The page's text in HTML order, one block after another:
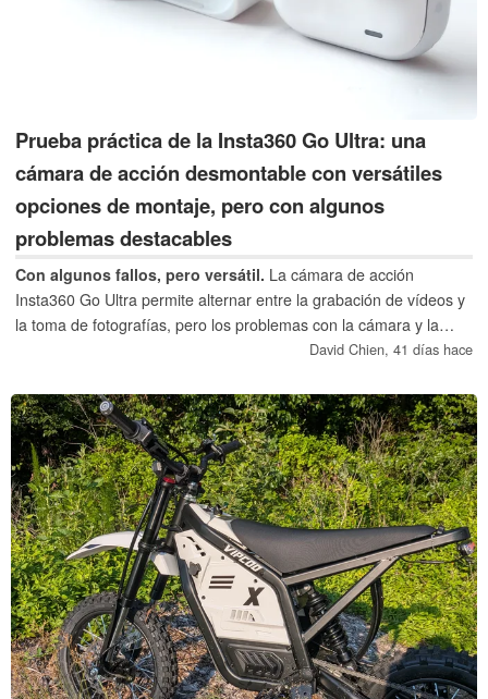
Prueba práctica de la Insta360 Go Ultra: una
cámara de acción desmontable con versátiles
opciones de montaje, pero con algunos
problemas destacables
Con algunos fallos, pero versátil. La cámara de acción
Insta360 Go Ultra permite alternar entre la grabación de vídeos y
la toma de fotografías, pero los problemas con la cámara y la
aplicación hacen que no sea recomendable.David Chien, 41 días hace